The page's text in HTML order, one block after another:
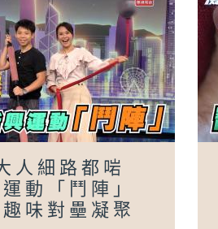
人細路都啱
動「鬥陣」
味對壘凝聚